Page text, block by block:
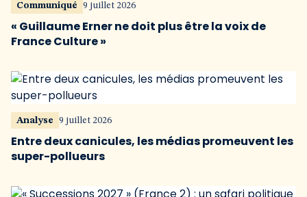
Communiqué 9 juillet 2026
« Guillaume Erner ne doit plus être la voix de
France Culture »
Analyse 9 juillet 2026
Entre deux canicules, les médias promeuvent les
super-pollueurs